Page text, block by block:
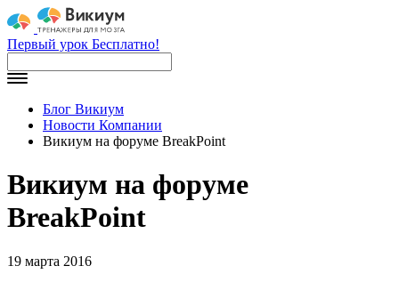
Первый урок Бесплатно!
Блог Викиум
Новости Компании
Викиум на форуме BreakPoint
Викиум на форуме
BreakPoint
19 марта 2016